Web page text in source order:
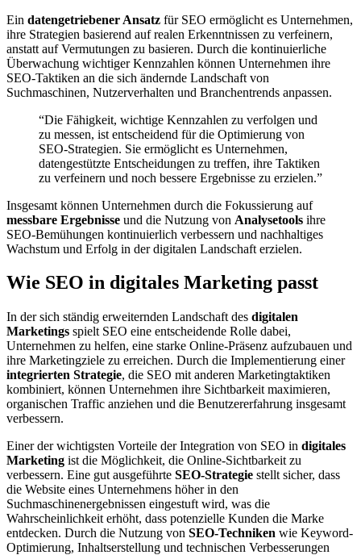
Ein datengetriebener Ansatz für SEO ermöglicht es Unternehmen,
ihre Strategien basierend auf realen Erkenntnissen zu verfeinern,
anstatt auf Vermutungen zu basieren. Durch die kontinuierliche
Überwachung wichtiger Kennzahlen können Unternehmen ihre
SEO-Taktiken an die sich ändernde Landschaft von
Suchmaschinen, Nutzerverhalten und Branchentrends anpassen.
“Die Fähigkeit, wichtige Kennzahlen zu verfolgen und
zu messen, ist entscheidend für die Optimierung von
SEO-Strategien. Sie ermöglicht es Unternehmen,
datengestützte Entscheidungen zu treffen, ihre Taktiken
zu verfeinern und noch bessere Ergebnisse zu erzielen.”
Insgesamt können Unternehmen durch die Fokussierung auf
messbare Ergebnisse und die Nutzung von Analysetools ihre
SEO-Bemühungen kontinuierlich verbessern und nachhaltiges
Wachstum und Erfolg in der digitalen Landschaft erzielen.
Wie SEO in digitales Marketing passt
In der sich ständig erweiternden Landschaft des digitalen
Marketings spielt SEO eine entscheidende Rolle dabei,
Unternehmen zu helfen, eine starke Online-Präsenz aufzubauen und
ihre Marketingziele zu erreichen. Durch die Implementierung einer
integrierten Strategie, die SEO mit anderen Marketingtaktiken
kombiniert, können Unternehmen ihre Sichtbarkeit maximieren,
organischen Traffic anziehen und die Benutzererfahrung insgesamt
verbessern.
Einer der wichtigsten Vorteile der Integration von SEO in digitales
Marketing ist die Möglichkeit, die Online-Sichtbarkeit zu
verbessern. Eine gut ausgeführte SEO-Strategie stellt sicher, dass
die Website eines Unternehmens höher in den
Suchmaschinenergebnissen eingestuft wird, was die
Wahrscheinlichkeit erhöht, dass potenzielle Kunden die Marke
entdecken. Durch die Nutzung von SEO-Techniken wie Keyword-
Optimierung, Inhaltserstellung und technischen Verbesserungen